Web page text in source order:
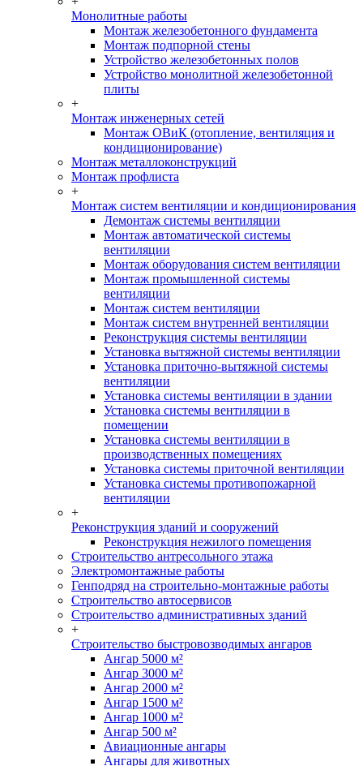
Монолитные работы
Монтаж железобетонного фундамента
Монтаж подпорной стены
Устройство железобетонных полов
Устройство монолитной железобетонной
плиты
+
Монтаж инженерных сетей
Монтаж ОВиК (отопление, вентиляция и
кондиционирование)
Монтаж металлоконструкций
Монтаж профлиста
+
Монтаж систем вентиляции и кондиционирования
Демонтаж системы вентиляции
Монтаж автоматической системы
вентиляции
Монтаж оборудования систем вентиляции
Монтаж промышленной системы
вентиляции
Монтаж систем вентиляции
Монтаж систем внутренней вентиляции
Реконструкция системы вентиляции
Установка вытяжной системы вентиляции
Установка приточно-вытяжной системы
вентиляции
Установка системы вентиляции в здании
Установка системы вентиляции в
помещении
Установка системы вентиляции в
производственных помещениях
Установка системы приточной вентиляции
Установка системы противопожарной
вентиляции
+
Реконструкция зданий и сооружений
Реконструкция нежилого помещения
Строительство антресольного этажа
Электромонтажные работы
Генподряд на строительно-монтажные работы
Строительство автосервисов
Строительство административных зданий
+
Строительство быстровозводимых ангаров
Ангар 5000 м²
Ангар 3000 м²
Ангар 2000 м²
Ангар 1500 м²
Ангар 1000 м²
Ангар 500 м²
Авиационные ангары
Ангары для животных